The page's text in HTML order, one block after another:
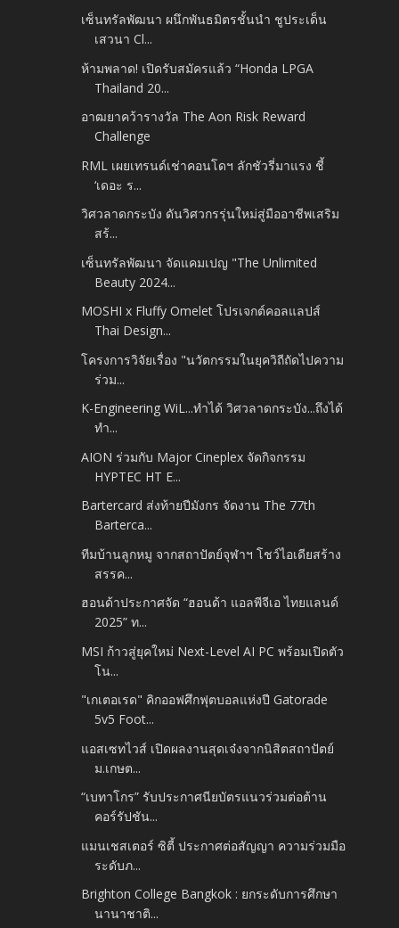
เซ็นทรัลพัฒนา ผนึกพันธมิตรชั้นนำ ชูประเด็น
เสวนา Cl...
ห้ามพลาด! เปิดรับสมัครแล้ว “Honda LPGA
Thailand 20...
อาฒยาคว้ารางวัล The Aon Risk Reward
Challenge
RML เผยเทรนด์เช่าคอนโดฯ ลักชัวรี่มาแรง ชี้
‘เดอะ ร...
วิศวลาดกระบัง ดันวิศวกรรุ่นใหม่สู่มืออาชีพเสริม
สร้...
เซ็นทรัลพัฒนา จัดแคมเปญ "The Unlimited
Beauty 2024...
MOSHI x Fluffy Omelet โปรเจกต์คอลแลปส์
Thai Design...
โครงการวิจัยเรื่อง "นวัตกรรมในยุควิถีถัดไปความ
ร่วม...
K-Engineering WiL...ทำได้ วิศวลาดกระบัง...ถึงได้
ทำ...
AION ร่วมกับ Major Cineplex จัดกิจกรรม
HYPTEC HT E...
Bartercard ส่งท้ายปีมังกร จัดงาน The 77th
Barterca...
ทีมบ้านลูกหมู จากสถาปัตย์จุฬาฯ โชว์ไอเดียสร้าง
สรรค...
ฮอนด้าประกาศจัด “ฮอนด้า แอลพีจีเอ ไทยแลนด์
2025” ท...
MSI ก้าวสู่ยุคใหม่ Next-Level AI PC พร้อมเปิดตัว
โน...
"เกเตอเรด" คิกออฟศึกฟุตบอลแห่งปี Gatorade
5v5 Foot...
แอสเซทไวส์ เปิดผลงานสุดเจ๋งจากนิสิตสถาปัตย์
ม.เกษต...
“เบทาโกร” รับประกาศนียบัตรแนวร่วมต่อต้าน
คอร์รัปชัน...
แมนเชสเตอร์ ซิตี้ ประกาศต่อสัญญา ความร่วมมือ
ระดับภ...
Brighton College Bangkok : ยกระดับการศึกษา
นานาชาติ...